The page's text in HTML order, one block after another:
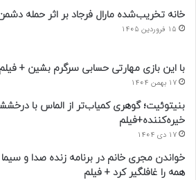
خانه تخریب‌شده مارال فرجاد بر اثر حمله
15 فروردین 1405
با این بازی مهارتی حسابی سرگرم بشین + فیلم
17 بهمن 1404
بنیتوئیت؛ گوهری کمیاب‌تر از الماس با
خیره‌کننده+فیلم
17 دی 1404
خواندن مجری خانم در برنامه زنده صدا و سیما
همه را غافلگیر کرد + فیلم